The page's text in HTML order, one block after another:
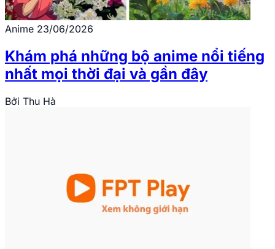
Anime 23/06/2026
Khám phá những bộ anime nổi tiếng
nhất mọi thời đại và gần đây
Bởi Thu Hà